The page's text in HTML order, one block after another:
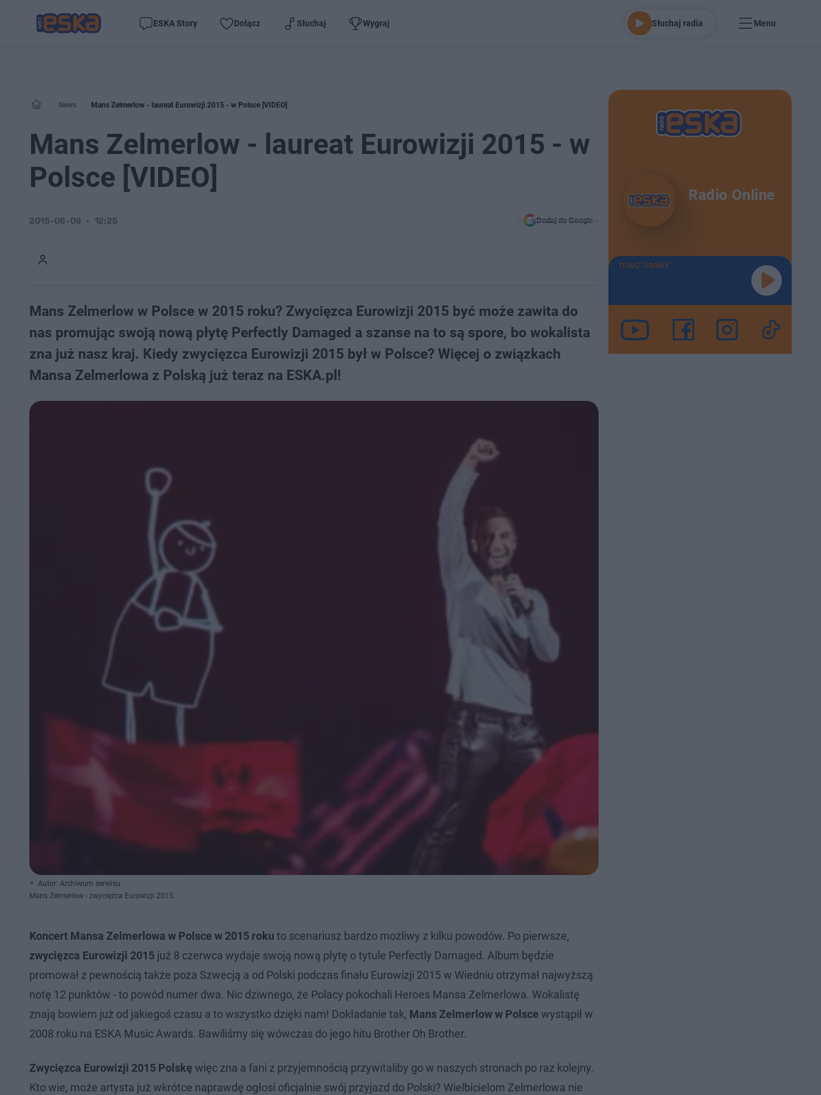
ESKA Story Dołącz Słuchaj Wygraj Słuchaj radia Menu
News Mans Zelmerlow - laureat Eurowizji 2015 - w Polsce [VIDEO]
Mans Zelmerlow - laureat Eurowizji 2015 - w
Polsce [VIDEO]
2015-06-09 12:25 Dodaj do Google
Mans Zelmerlow w Polsce w 2015 roku? Zwycięzca Eurowizji 2015 być może zawita do
nas promując swoją nową płytę Perfectly Damaged a szanse na to są spore, bo wokalista
zna już nasz kraj. Kiedy zwycięzca Eurowizji 2015 był w Polsce? Więcej o związkach
Mansa Zelmerlowa z Polską już teraz na ESKA.pl!
Autor: Archiwum serwisu
Mans Zelmerlow - zwycięzca Eurowizji 2015
Koncert Mansa Zelmerlowa w Polsce w 2015 roku to scenariusz bardzo możliwy z kilku powodów. Po pierwsze,
zwycięzca Eurowizji 2015 już 8 czerwca wydaje swoją nową płytę o tytule Perfectly Damaged. Album będzie
promował z pewnością także poza Szwecją a od Polski podczas finału Eurowizji 2015 w Wiedniu otrzymał najwyższą
notę 12 punktów - to powód numer dwa. Nic dziwnego, że Polacy pokochali Heroes Mansa Zelmerlowa. Wokalistę
znają bowiem już od jakiegoś czasu a to wszystko dzięki nam! Dokładanie tak, Mans Zelmerlow w Polsce wystąpił w
2008 roku na ESKA Music Awards. Bawiliśmy się wówczas do jego hitu Brother Oh Brother.
Zwycięzca Eurowizji 2015 Polskę więc zna a fani z przyjemnością przywitaliby go w naszych stronach po raz kolejny.
Kto wie, może artysta już wkrótce naprawdę ogłosi oficjalnie swój przyjazd do Polski? Wielbicielom Zelmerlowa nie
Radio Online
TERAZ GRAMY